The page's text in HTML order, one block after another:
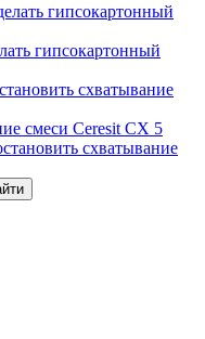
гипсокартонный
гипсокартонный
схватывание
смеси Ceresit СХ 5
схватывание